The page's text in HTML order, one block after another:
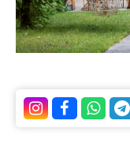
ערוץ ערוץ
ערוץ הוואטסאפ של
ערוץ הטלגרם של הוטלס